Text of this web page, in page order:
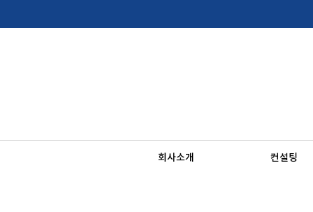
회사소개 컨설팅